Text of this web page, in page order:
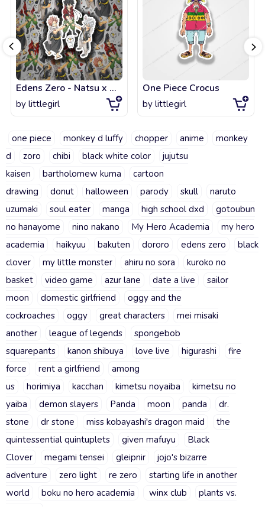
Edens Zero - Natsu x Haru x Shiki
by littlegirl
One Piece Crocus
by littlegirl
one piece monkey d luffy chopper anime
monkey
d
zoro chibi black white color
jujutsu
kaisen
bartholomew kuma
cartoon
drawing
donut halloween parody skull
naruto
uzumaki
soul eater manga high school dxd
gotoubun
no hanayome
nino nakano My Hero Academia
my hero
academia
haikyuu bakuten dororo edens zero
black
clover
my little monster ahiru no sora
kuroko no
basket
video game azur lane date a live
sailor
moon
domestic girlfriend
oggy and the
cockroaches
oggy great characters
mei misaki
another
league of legends
spongebob
squarepants
kanon shibuya love live higurashi
fire
force
rent a girlfriend
among
us
horimiya kacchan kimetsu noyaiba
kimetsu no
yaiba
demon slayers Panda moon panda
dr.
stone
dr stone miss kobayashi's dragon maid
the
quintessential quintuplets
given mafuyu
Black
Clover
megami tensei gleipnir
jojo's bizarre
adventure
zero light re zero
starting life in another
world
boku no hero academia winx club
plants vs.